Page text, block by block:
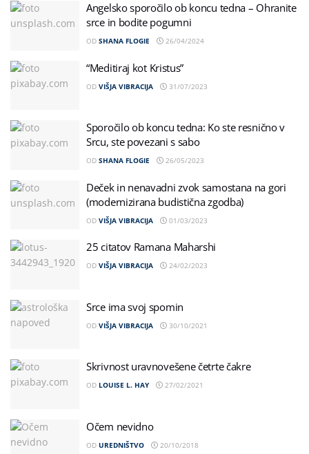
Angelsko sporočilo ob koncu tedna – Ohranite
srce in bodite pogumni
OD SHANA FLOGIE 26/04/2024
“Meditiraj kot Kristus”
OD VIŠJA VIBRACIJA 31/07/2023
Sporočilo ob koncu tedna: Ko ste resnično v
Srcu, ste povezani s sabo
OD SHANA FLOGIE 26/05/2023
Deček in nenavadni zvok samostana na gori
(modernizirana budistična zgodba)
OD VIŠJA VIBRACIJA 01/03/2023
25 citatov Ramana Maharshi
OD VIŠJA VIBRACIJA 24/02/2023
Srce ima svoj spomin
OD VIŠJA VIBRACIJA 30/10/2021
Skrivnost uravnovešene četrte čakre
OD LOUISE L. HAY 27/02/2021
Očem nevidno
OD UREDNIŠTVO 20/10/2018